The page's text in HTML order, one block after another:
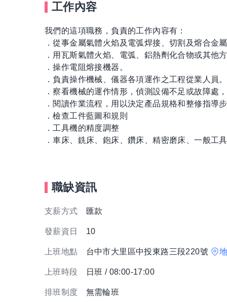
工作內容
我們的這項職務，負責的工作內容有：
．從事金屬氣體火焰及電弧焊接、切割及熔合金屬
．用瓦斯氣體火焰、電弧、鋁熱劑化合物或其他
．操作電阻熔接機器。
．負責操作機械、儀器各項運作之工程從業人員。
．察看機械的運作情形，偵測設備不足或故障處
．閱讀作業流程，用以決定產品規格和整修指導
．檢查工件藍圖和規則
．工具機的精度調整
．車床、銑床、鉋床、鑽床、精密磨床、一般工
職缺資訊
支薪方式 匯款
發薪資日 10
上班地點 台中市大里區中投東路三段220號
上班時段 日班 / 08:00-17:00
排班制度 無需輪班